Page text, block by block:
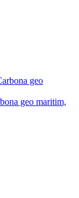
geo maritim,